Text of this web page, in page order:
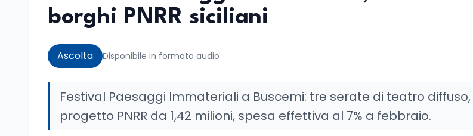
borghi PNRR siciliani
Ascolta Disponibile in formato audio
Festival Paesaggi Immateriali a Buscemi: tre serate di teatro
progetto PNRR da 1,42 milioni, spesa effettiva al 7% a febbraio.